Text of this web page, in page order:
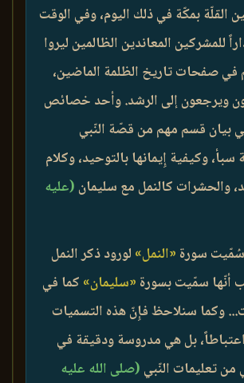
القلّة بمكّة في ذلك اليوم، وفي الوقت
للمشركين المعاندين الظالمين ليروا
صفحات تاريخ الظلمة الماضين،
ويرجعون إلى الرشد. وأحد خصائص
بيان قسم مهم من قصّة النّبي
وكيفية إِيمانها بالتوحيد، وكلام
والحشرات كالنمل مع سليمان (عليه
سُمّيت سورة «النمل» لورود ذكر النمل
أنّها سمّيت بسورة «سليمان» كما في
وكما سنلاحظ فإِنّ هذه التسميات
بل هي مدروسة ودقيقة في
من تعليمات النّبي (صلى الله عليه